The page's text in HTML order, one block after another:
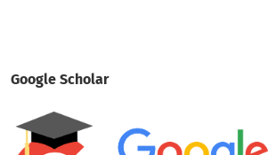
Google Scholar